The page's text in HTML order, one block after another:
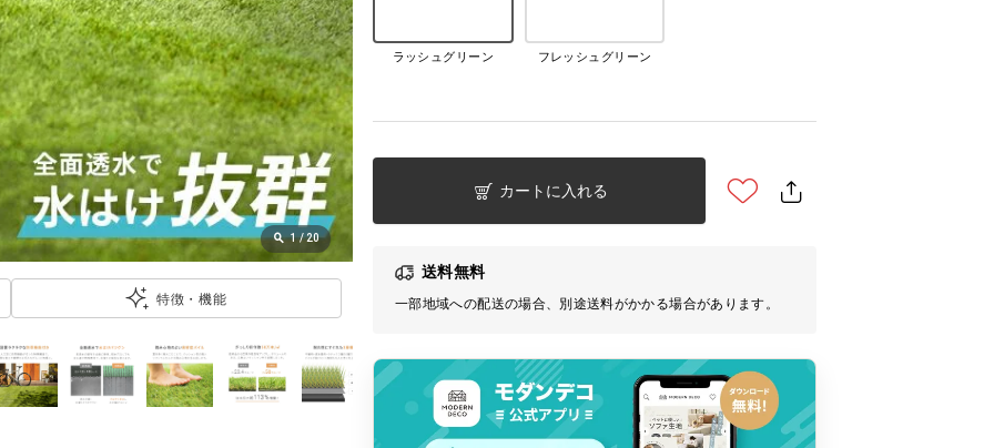
ラッシュグリーン フレッシュグリーン
カートに入れる
送料無料
一部地域への配送の場合、別途送料がかかる場合があります。
1/20
特徴・機能